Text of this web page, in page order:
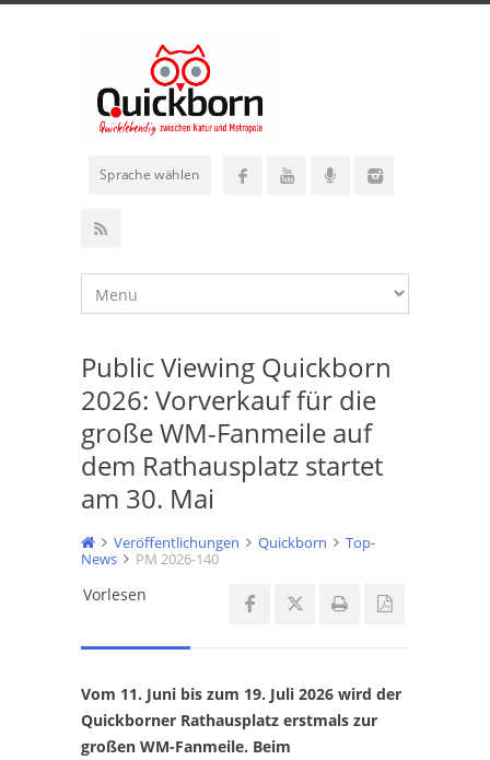
Sprache wählen
Public Viewing Quickborn
2026: Vorverkauf für die
große WM-Fanmeile auf
dem Rathausplatz startet
am 30. Mai
Veröffentlichungen Quickborn
Top-
News
PM 2026-140
Vorlesen
Vom 11. Juni bis zum 19. Juli 2026 wird der
Quickborner Rathausplatz erstmals zur
großen WM-Fanmeile. Beim